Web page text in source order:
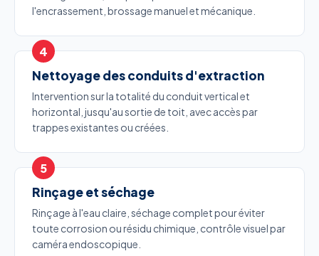
l'encrassement, brossage manuel et mécanique.
Nettoyage des conduits d'extraction
Intervention sur la totalité du conduit vertical et
horizontal, jusqu'au sortie de toit, avec accès par
trappes existantes ou créées.
Rinçage et séchage
Rinçage à l'eau claire, séchage complet pour éviter
toute corrosion ou résidu chimique, contrôle visuel par
caméra endoscopique.